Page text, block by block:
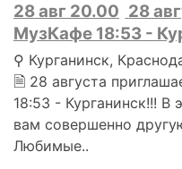
28 авг 20.00 28
МузКафе 18:53 -
⚲ Курганинск,
🗎 28 августа
18:53 - Курганинск!!! В
вам совершенно
Любимые..